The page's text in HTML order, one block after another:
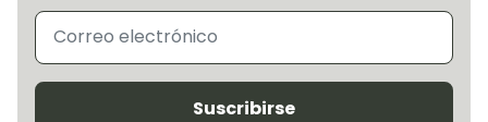
Suscribirse